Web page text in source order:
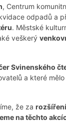
, Centrum
odpadů a
. Městské
veškerý
Svinenského
a které
že za
na těchto